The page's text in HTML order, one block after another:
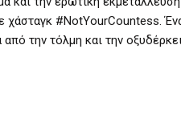
χάσταγκ #NotYourCountess.
την τόλμη και την